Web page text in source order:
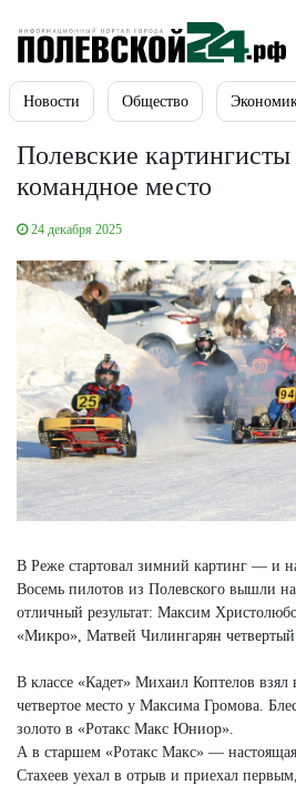
Новости Общество
Полевские картингисты
командное место
24 декабря 2025
В Реже стартовал зимний картинг — и
Восемь пилотов из Полевского вышли
отличный результат: Максим
«Микро», Матвей Чилингарян
В классе «Кадет» Михаил Коптелов
четвертое место у Максима Громова.
золото в «Ротакс Макс Юниор».
А в старшем «Ротакс Макс» —
Стахеев уехал в отрыв и приехал